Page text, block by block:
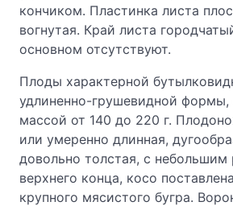
кончиком. Пластинка листа
вогнутая. Край листа
основном отсутствуют.
Плоды характерной
удлиненно-грушевидной
массой от 140 до 220 г.
или умеренно длинная,
довольно толстая, с небольшим
верхнего конца, косо
крупного мясистого бугра.